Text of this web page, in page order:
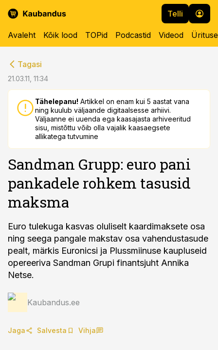
Telli
Avaleht Kõik lood TOPid Podcastid Videod
Tagasi
21.03.11, 11:34
Tähelepanu! Artikkel on enam kui 5 aastat vana
ning kuulub väljaande digitaalsesse arhiivi.
Väljaanne ei uuenda ega kaasajasta arhiveeritud
sisu, mistõttu võib olla vajalik kaasaegsete
allikatega tutvumine
Sandman Grupp: euro pani
pankadele rohkem tasusid
maksma
Euro tulekuga kasvas oluliselt kaardimaksete osa
ning seega pangale makstav osa vahendustasude
pealt, märkis Euronicsi ja Plussmiinuse kaupluseid
opereeriva Sandman Grupi finantsjuht Annika
Netse.
Kaubandus.ee
Jaga Salvesta Vihja